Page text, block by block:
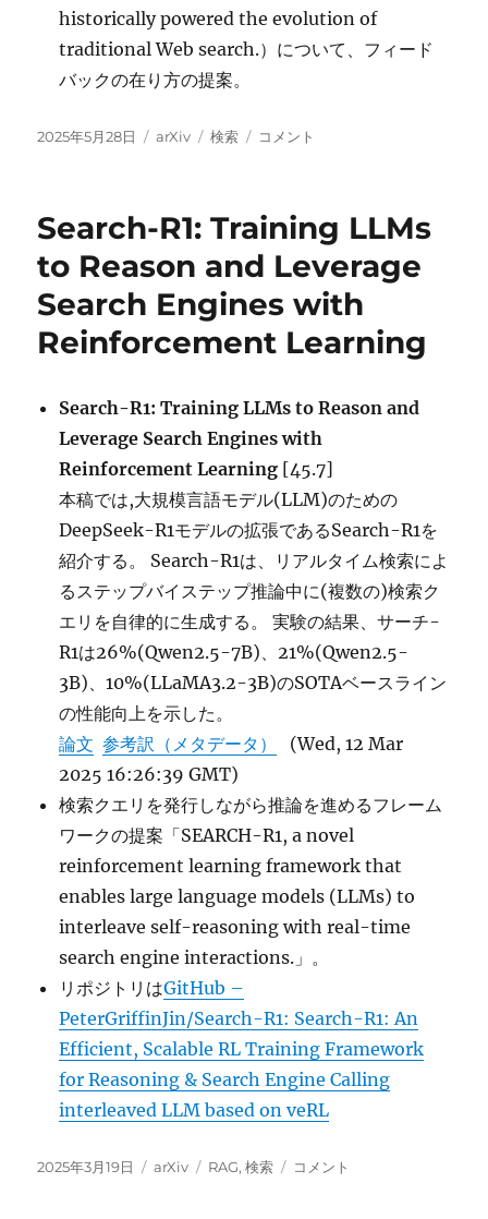
historically powered the evolution of
traditional Web search.）について、フィード
バックの在り方の提案。
投
2025年5月28日
カ
ー
arXiv
タ
検索
NExT-
Feedback
Ecosystem
for
Generative
AI
Search
コメント
Search-R1: Training LLMs
to Reason and Leverage
Search Engines with
Reinforcement Learning
Search-R1: Training LLMs to Reason and
Leverage Search Engines with
Reinforcement Learning [45.7]
本稿では,大規模言語モデル(LLM)のための
DeepSeek-R1モデルの拡張であるSearch-R1を
紹介する。 Search-R1は、リアルタイム検索によ
るステップバイステップ推論中に(複数の)検索ク
エリを自律的に生成する。 実験の結果、サーチ-
R1は26%(Qwen2.5-7B)、21%(Qwen2.5-
3B)、10%(LLaMA3.2-3B)のSOTAベースライン
の性能向上を示した。
論文 参考訳（メタデータ）
(Wed, 12 Mar
2025 16:26:39 GMT)
検索クエリを発行しながら推論を進めるフレーム
ワークの提案「SEARCH-R1, a novel
reinforcement learning framework that
enables large language models (LLMs) to
interleave self-reasoning with real-time
search engine interactions.」。
リポジトリはGitHub –
PeterGriffinJin/Search-R1: Search-R1: An
Efficient, Scalable RL Training Framework
for Reasoning & Search Engine Calling
interleaved LLM based on veRL
投
2025年3月19日
カ
arXiv
タ
RAG,検索
Search-
コメント